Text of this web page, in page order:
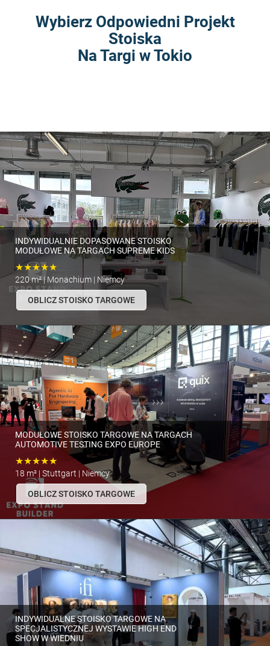
Wybierz Odpowiedni Projekt
Stoiska
Na Targi w Tokio
INDYWIDUALNIE DOPASOWANE STOISKO
MODUŁOWE NA TARGACH SUPREME KIDS
★★★★★
220 m² | Monachium | Niemcy
OBLICZ STOISKO TARGOWE
MODUŁOWE STOISKO TARGOWE NA TARGACH
AUTOMOTIVE TESTING EXPO EUROPE
★★★★★
18 m² | Stuttgart | Niemcy
OBLICZ STOISKO TARGOWE
INDYWIDUALNE STOISKO TARGOWE NA
SPECJALISTYCZNEJ WYSTAWIE HIGH END
SHOW W WIEDNIU